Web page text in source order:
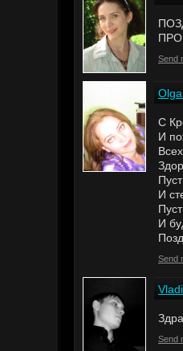
Send
С
И
И
И
Send
Send